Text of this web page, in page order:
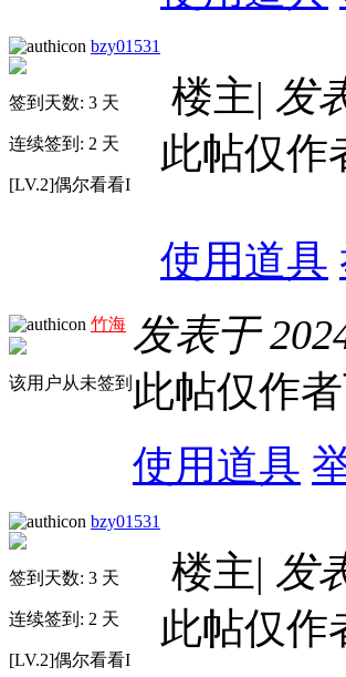
bzy01531
签到天数: 3 天
连续签到: 2 天
[LV.2]偶尔看看I
楼主| 发
此帖仅作
使用道具
竹海
该用户从未签到
发表于
此帖仅作
使用道具
bzy01531
签到天数: 3 天
连续签到: 2 天
[LV.2]偶尔看看I
楼主| 发
此帖仅作